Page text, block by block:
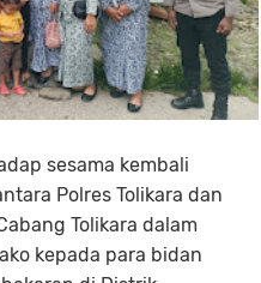
sesama kembali
Polres Tolikara dan
Tolikara dalam
kepada para bidan